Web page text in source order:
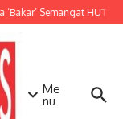
Semangat HUT
Me
nu